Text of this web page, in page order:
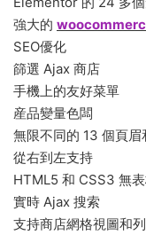
強大的
SEO優化
篩選 Ajax 商店
手機上的友好菜單
産品變量色闆
無限不同的 13 個頁
從右到左支持
HTML5 和 CSS3 無
實時 Ajax 搜索
支持商店網格視圖和